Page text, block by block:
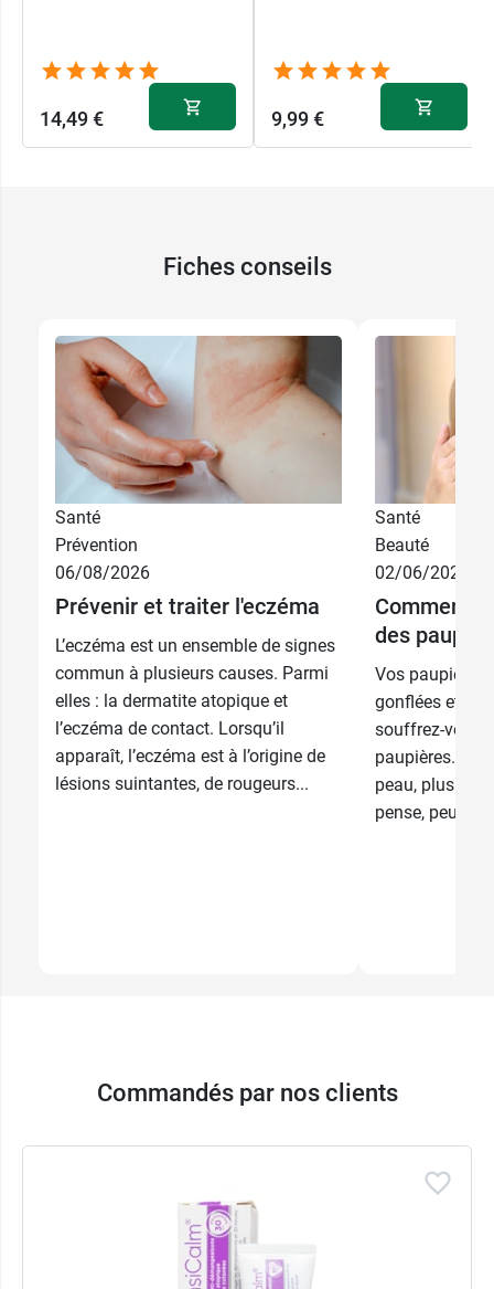
14,49 € 9,99 €
Fiches conseils
Santé
Prévention
06/08/2026
Prévenir et traiter l'eczéma
L’eczéma est un ensemble de signes
commun à plusieurs causes. Parmi
elles : la dermatite atopique et
l’eczéma de contact. Lorsqu’il
apparaît, l’eczéma est à l’origine de
lésions suintantes, de rougeurs...
Santé
Beauté
02/06/2026
Comment
des
Vos paupières
gonflées et
souffrez-vous
paupières.
peau, plus
pense, peut
Commandés par nos clients